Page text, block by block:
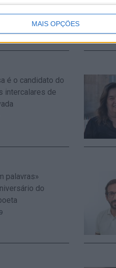
MAIS OPÇÕES
e Concavada
é o candidato do
intercalares de
palavras»
do